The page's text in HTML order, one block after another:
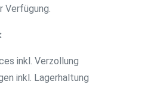
Verfügung.
inkl. Verzollung
inkl. Lagerhaltung